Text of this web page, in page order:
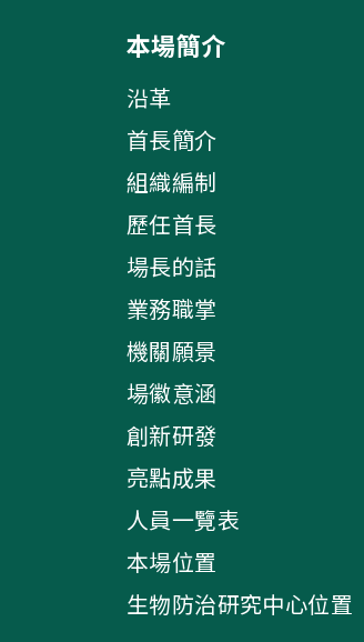
本場簡介
沿革
首長簡介
組織編制
歷任首長
場長的話
業務職掌
機關願景
場徽意涵
創新研發
亮點成果
人員一覽表
本場位置
生物防治研究中心位置